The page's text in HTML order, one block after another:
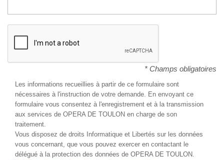
* Champs obligatoires
Les informations recueillies à partir de ce formulaire sont
nécessaires à l'instruction de votre demande. En envoyant ce
formulaire vous consentez à l'enregistrement et à la transmission
aux services de OPERA DE TOULON en charge de son
traitement.
Vous disposez de droits Informatique et Libertés sur les données
vous concernant, que vous pouvez exercer en contactant le
délégué à la protection des données de OPERA DE TOULON.